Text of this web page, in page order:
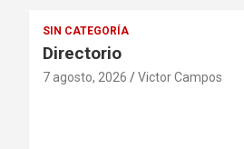
SIN CATEGORÍA
Directorio
7 agosto, 2026 Victor Campos